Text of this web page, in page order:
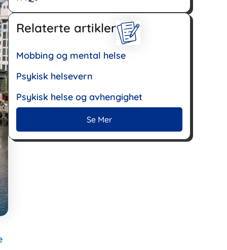
Relaterte artikler
Mobbing og mental helse
Psykisk helsevern
Psykisk helse og avhengighet
Se Mer